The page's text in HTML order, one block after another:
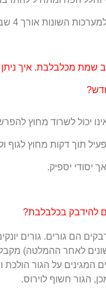
השונות אורך 4 שבועות.
שמת מכלבלבת. איך
יכול לשרוד מחוץ
תוך דקות מחוץ לגוף
יסודי יספיק.
להידבק בכלבלבת?
הם גורים. גורים
לאחר ההמלטה)
המגינים על הגור הולכת